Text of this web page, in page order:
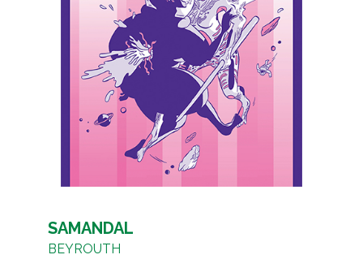
SAMANDAL
BEYROUTH